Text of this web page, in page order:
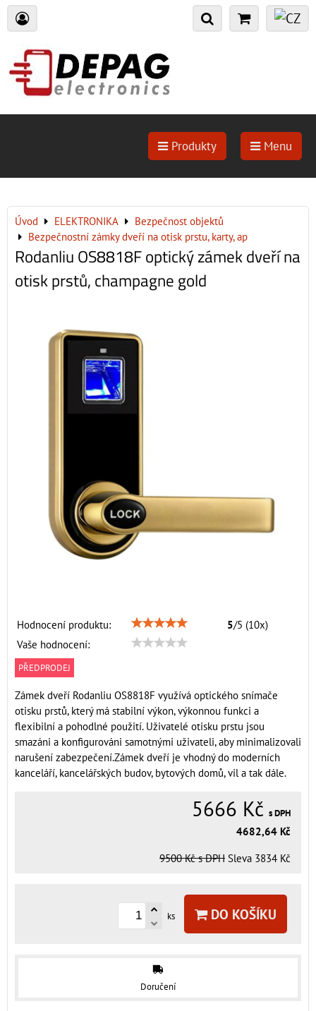
Produkty Menu
Úvod ELEKTRONIKA
Bezpečnost objektů
Bezpečnostní zámky dveří na otisk prstu, karty, ap
Rodanliu OS8818F optický zámek dveří na
otisk prstů, champagne gold
Hodnocení produktu: 5/5 (10x)
Vaše hodnocení:
PŘEDPRODEJ
Zámek dveří Rodanliu OS8818F využívá optického snímače
otisku prstů, který má stabilní výkon, výkonnou funkci a
flexibilní a pohodlné použití. Uživatelé otisku prstu jsou
smazáni a konfigurováni samotnými uživateli, aby minimalizovali
narušení zabezpečení.Zámek dveří je vhodný do moderních
kanceláří, kancelářských budov, bytových domů, vil a tak dále.
5666 Kč s DPH
4682,64 Kč
9500 Kč s DPH Sleva 3834 Kč
ks DO KOŠÍKU
Doručení